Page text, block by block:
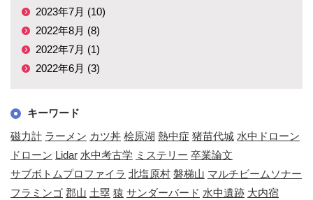
2023年7月 (10)
2022年8月 (8)
2022年7月 (1)
2022年6月 (3)
キーワード
磁力計 ラーメン カツ丼 桧原湖 熱中症 猪苗代城 水中ドローン
ドローン Lidar 水中考古学 ミステリー 卒業論文
サブボトムプロファイラ 北塩原村 磐梯山 マルチビームソナー
フラミンゴ 郡山 土塁 猿 サンダーバード 水中遺跡 大内宿